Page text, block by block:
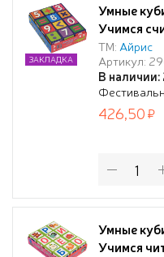
Умные
Учимся
ТМ: Айрис
Артикул:
В наличии:
ЗАКЛАДКА
426,50
Умные
Учимся